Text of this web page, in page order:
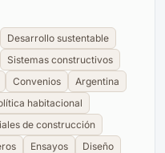
Desarrollo sustentable
Sistemas constructivos
Convenios
Argentina
habitacional
de construcción
Ensayos
Diseño